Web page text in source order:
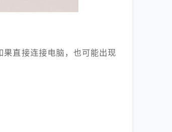
直接连接电脑，也可能出现